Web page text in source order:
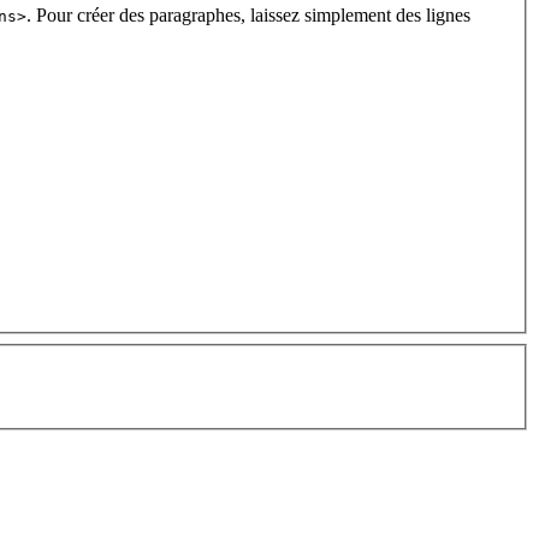
. Pour créer des paragraphes, laissez simplement des lignes